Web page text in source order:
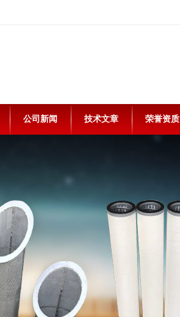
公司新闻 技术文章 荣誉资质